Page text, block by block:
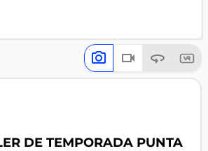
DE TEMPORADA PUNTA